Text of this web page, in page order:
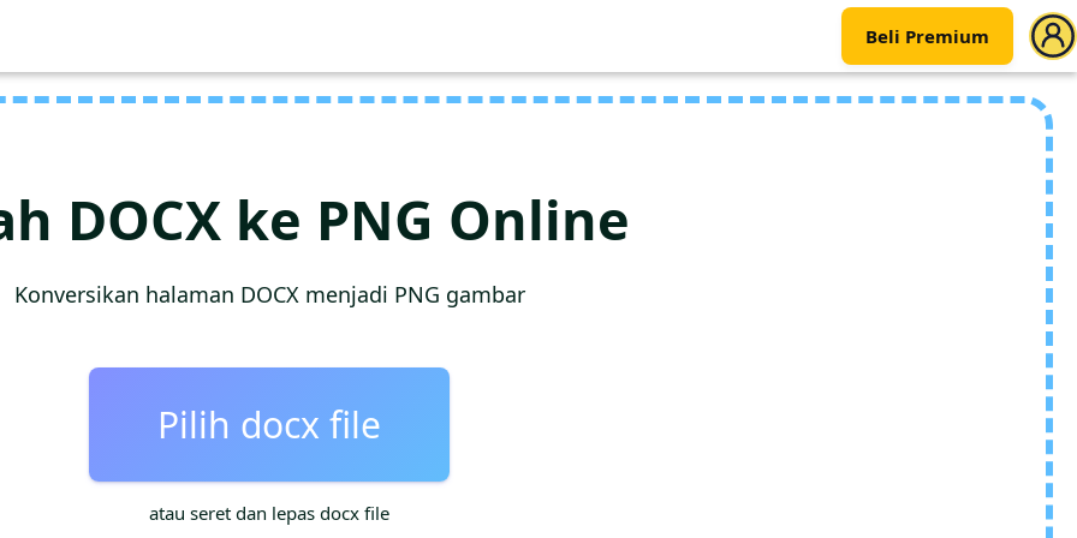
Beli Premium
DOCX ke PNG Online
Konversikan halaman DOCX menjadi PNG gambar
Pilih docx file
atau seret dan lepas docx file